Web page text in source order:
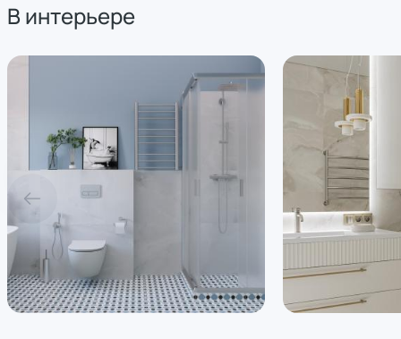
В интерьере